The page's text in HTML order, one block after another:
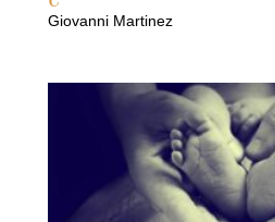
Giovanni Martinez